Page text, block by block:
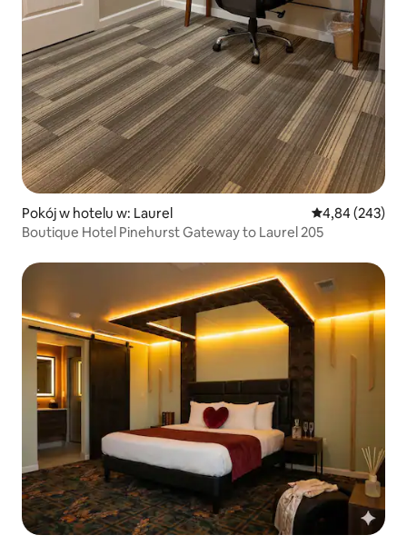
Pokój w hotelu w: Laurel Średnia
4,84 (243)
Boutique Hotel Pinehurst Gateway to Laurel 205